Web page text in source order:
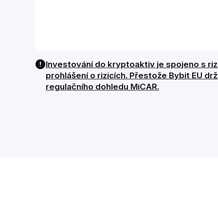
Investování do kryptoaktiv je spojeno s
prohlášení o rizicích. Přestože Bybit EU
regulačního dohledu MiCAR.